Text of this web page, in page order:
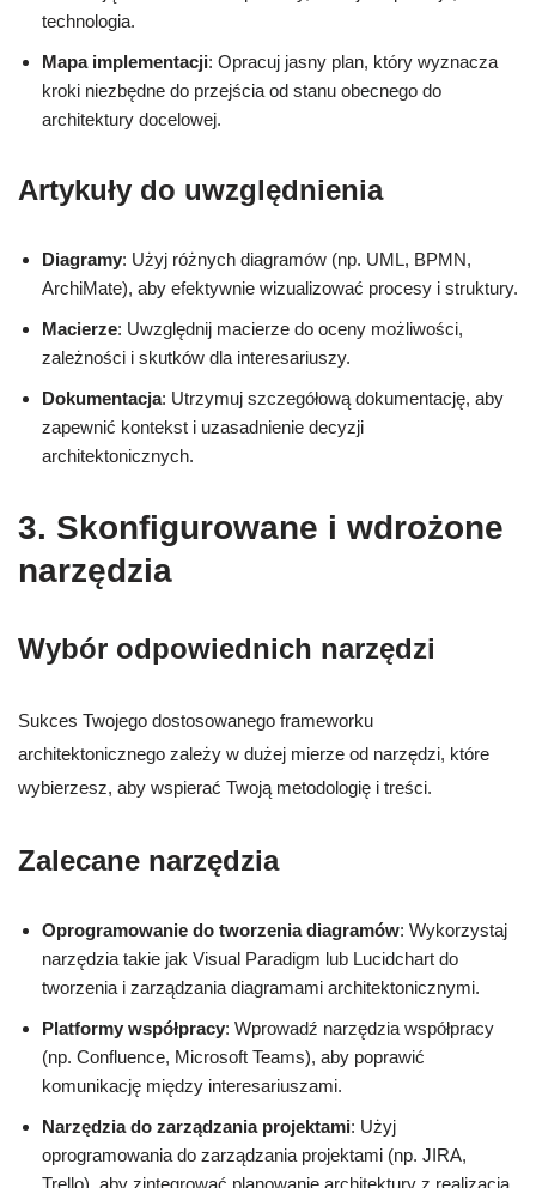
technologia.
Mapa implementacji: Opracuj jasny plan, który wyznacza
kroki niezbędne do przejścia od stanu obecnego do
architektury docelowej.
Artykuły do uwzględnienia
Diagramy: Użyj różnych diagramów (np. UML, BPMN,
ArchiMate), aby efektywnie wizualizować procesy i struktury.
Macierze: Uwzględnij macierze do oceny możliwości,
zależności i skutków dla interesariuszy.
Dokumentacja: Utrzymuj szczegółową dokumentację, aby
zapewnić kontekst i uzasadnienie decyzji
architektonicznych.
3. Skonfigurowane i wdrożone
narzędzia
Wybór odpowiednich narzędzi
Sukces Twojego dostosowanego frameworku
architektonicznego zależy w dużej mierze od narzędzi, które
wybierzesz, aby wspierać Twoją metodologię i treści.
Zalecane narzędzia
Oprogramowanie do tworzenia diagramów: Wykorzystaj
narzędzia takie jak Visual Paradigm lub Lucidchart do
tworzenia i zarządzania diagramami architektonicznymi.
Platformy współpracy: Wprowadź narzędzia współpracy
(np. Confluence, Microsoft Teams), aby poprawić
komunikację między interesariuszami.
Narzędzia do zarządzania projektami: Użyj
oprogramowania do zarządzania projektami (np. JIRA,